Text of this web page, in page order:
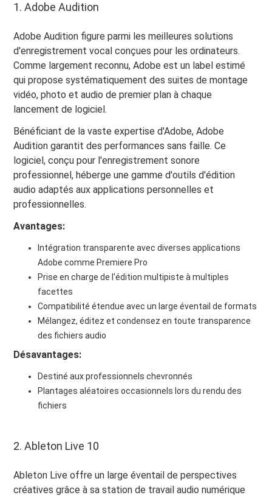
1. Adobe Audition
Adobe Audition figure parmi les meilleures solutions
d'enregistrement vocal conçues pour les ordinateurs.
Comme largement reconnu, Adobe est un label estimé
qui propose systématiquement des suites de montage
vidéo, photo et audio de premier plan à chaque
lancement de logiciel.
Bénéficiant de la vaste expertise d'Adobe, Adobe
Audition garantit des performances sans faille. Ce
logiciel, conçu pour l'enregistrement sonore
professionnel, héberge une gamme d'outils d'édition
audio adaptés aux applications personnelles et
professionnelles.
Avantages:
Intégration transparente avec diverses applications
Adobe comme Premiere Pro
Prise en charge de l'édition multipiste à multiples
facettes
Compatibilité étendue avec un large éventail de formats
Mélangez, éditez et condensez en toute transparence
des fichiers audio
Désavantages:
Destiné aux professionnels chevronnés
Plantages aléatoires occasionnels lors du rendu des
fichiers
2. Ableton Live 10
Ableton Live offre un large éventail de perspectives
créatives grâce à sa station de travail audio numérique